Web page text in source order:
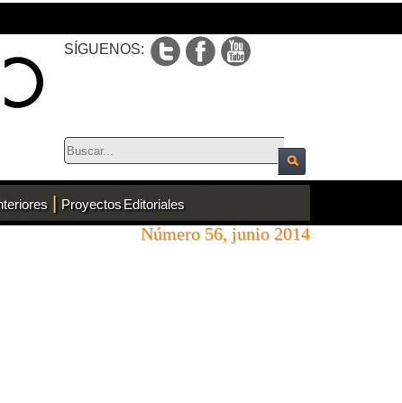
SÍGUENOS:
| Proyectos Editoriales
Número 56, junio 2014